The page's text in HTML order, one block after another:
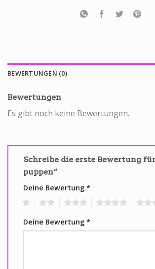
BEWERTUNGEN (0)
Bewertungen
Es gibt noch keine Bewertungen.
Schreibe die erste Bewertung
puppen“
Deine Bewertung *
Deine Bewertung *